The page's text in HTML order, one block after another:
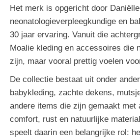
Het merk is opgericht door
neonatologieverpleegkundige en
30 jaar ervaring. Vanuit die
Moalie kleding en accessoires die
zijn, maar vooral prettig voelen
De collectie bestaat uit onder
babykleding, zachte dekens,
andere items die zijn gemaakt met
comfort, rust en natuurlijke
speelt daarin een belangrijke rol: